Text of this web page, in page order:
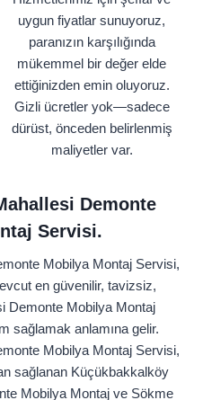
uygun fiyatlar sunuyoruz,
paranızın karşılığında
mükemmel bir değer elde
ettiğinizden emin oluyoruz.
Gizli ücretler yok—sadece
dürüst, önceden belirlenmiş
maliyetler var.
Demonte
Servisi.
Mobilya Montaj Servisi,
en güvenilir, tavizsiz,
Demonte Mobilya Montaj
sağlamak anlamına gelir.
Mobilya Montaj Servisi,
sağlanan Küçükbakkalköy
Mobilya Montaj ve Sökme